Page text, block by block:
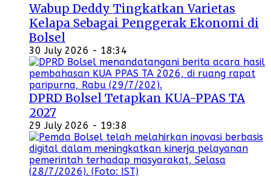
Wabup Deddy Tingkatkan Varietas
Kelapa Sebagai Penggerak Ekonomi di
Bolsel
30 July 2026 - 18:34
DPRD Bolsel Tetapkan KUA-PPAS TA
2027
29 July 2026 - 19:38